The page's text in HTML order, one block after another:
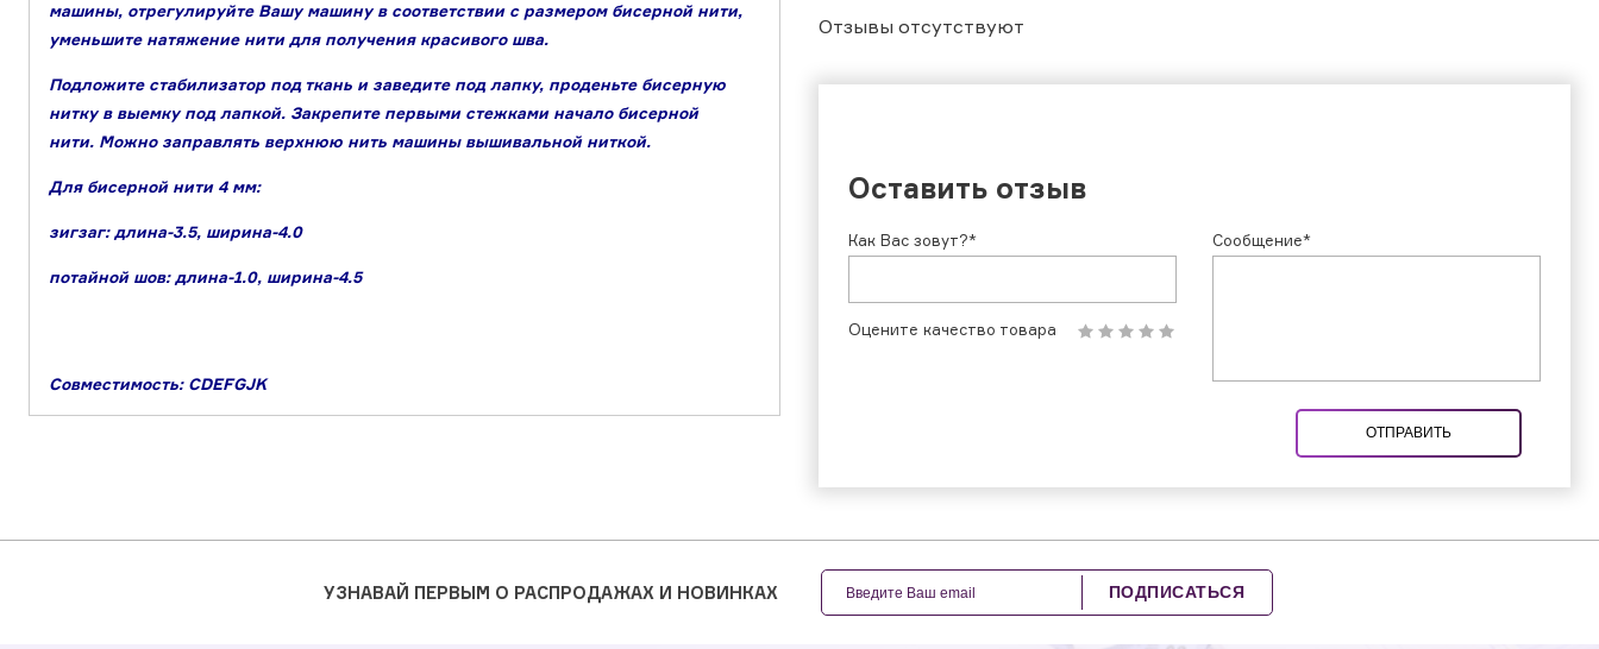
машины, отрегулируйте Вашу машину в соответствии с размером бисерной нити,
уменьшите натяжение нити для получения красивого шва.
Подложите стабилизатор под ткань и заведите под лапку, проденьте бисерную
нитку в выемку под лапкой. Закрепите первыми стежками начало бисерной
нити. Можно заправлять верхнюю нить машины вышивальной ниткой.
Для бисерной нити 4 мм:
зигзаг: длина-3.5, ширина-4.0
потайной шов: длина-1.0, ширина-4.5
Совместимость: CDEFGJK
Отзывы отсутствуют
Оставить отзыв
Сообщение*
Как Вас зовут?*
Оцените качество товара
ОТПРАВИТЬ
УЗНАВАЙ ПЕРВЫМ О РАСПРОДАЖАХ И НОВИНКАХ ПОДПИСАТЬСЯ